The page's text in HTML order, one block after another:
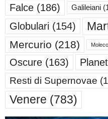
Falce (186) Galileiani
Globulari (154)
Mercurio (218)
Oscure (163)
Resti di Supernovae
Venere (783)